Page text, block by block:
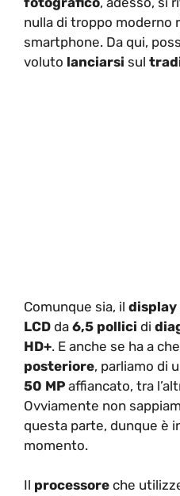
nulla di troppo moderno
smartphone. Da qui,
voluto lanciarsi sul
Comunque sia, il display
LCD da 6,5 pollici di
HD+. E anche se ha a
posteriore, parliamo di
50 MP affiancato, tra
Ovviamente non
questa parte, dunque è
momento.
Il processore che